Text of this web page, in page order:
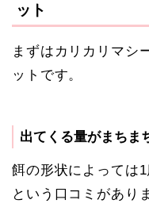
ット
まずはカリカリマシ
ットです。
出てくる量がまちま
餌の形状によっては
という口コミがあり